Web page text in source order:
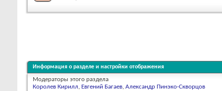
Информация о разделе и настройки отображения
Модераторы этого раздела
Королев Кирилл, Евгений Багаев, Александр Пинэко-Скворцов